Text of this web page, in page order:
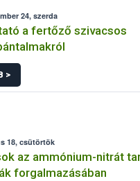
24, szerda
a fertőző szivacsos
>
18, csütörtök
az ammónium-nitrát
forgalmazásában